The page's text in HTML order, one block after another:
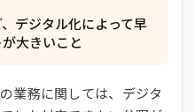
デジタル化によって早
大きいこと
業務に関しては、デジタ